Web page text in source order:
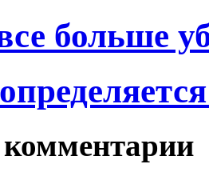
больше